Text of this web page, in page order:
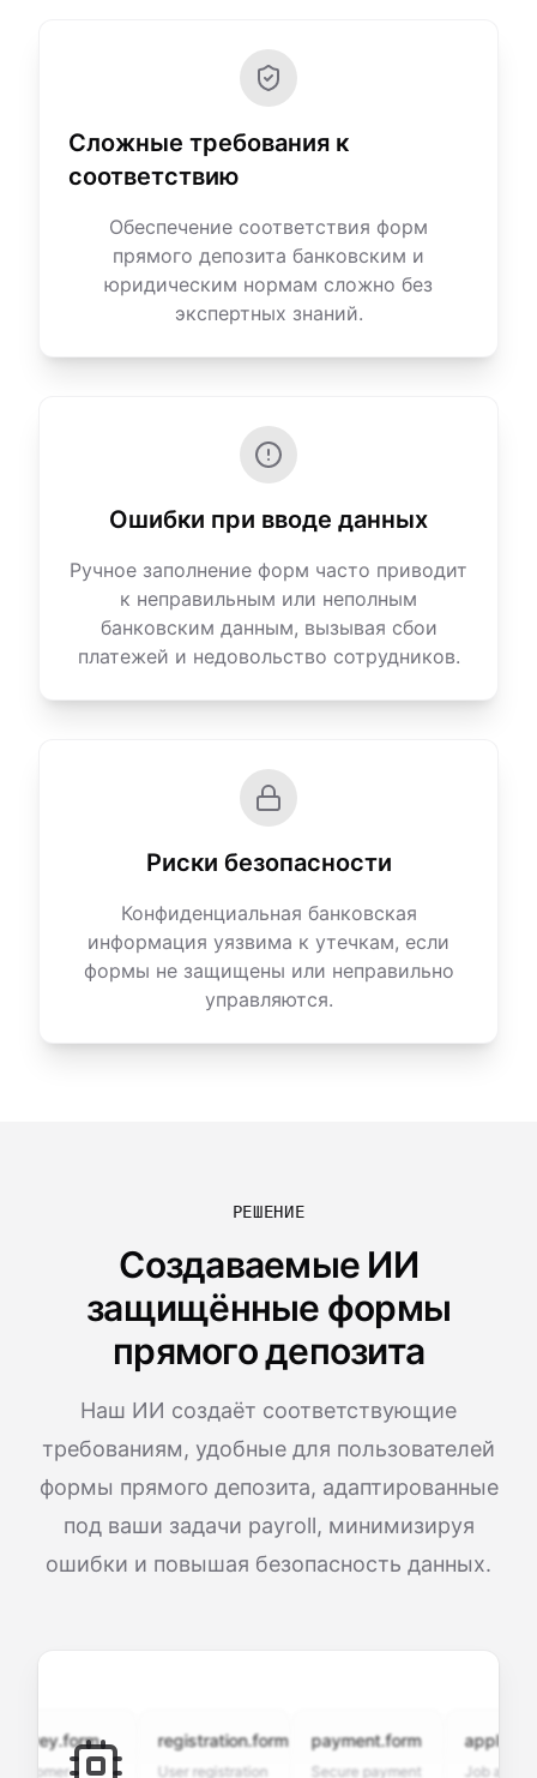
Сложные требования к
соответствию
Обеспечение соответствия форм
прямого депозита банковским и
юридическим нормам сложно без
экспертных знаний.
Ошибки при вводе данных
Ручное заполнение форм часто приводит
к неправильным или неполным
банковским данным, вызывая сбои
платежей и недовольство сотрудников.
Риски безопасности
Конфиденциальная банковская
информация уязвима к утечкам, если
формы не защищены или неправильно
управляются.
РЕШЕНИЕ
Создаваемые ИИ
защищённые формы
прямого депозита
Наш ИИ создаёт соответствующие
требованиям, удобные для пользователей
формы прямого депозита, адаптированные
под ваши задачи payroll, минимизируя
ошибки и повышая безопасность данных.
registration.form
User registration
payment.form
Secure payment Job application